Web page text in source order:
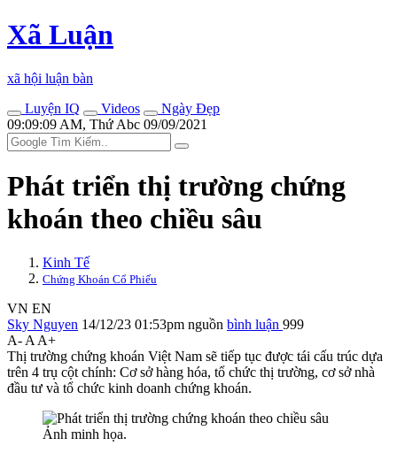
Xã Luận
xã hội luận bàn
Luyện IQ
Videos
Ngày Đẹp
09:09:09 AM, Thứ Abc 09/09/2021
Phát triển thị trường chứng
khoán theo chiều sâu
Kinh Tế
Chứng Khoán Cổ Phiếu
VN EN
Sky Nguyen 14/12/23 01:53pm nguồn bình luận 999
A- A A+
Thị trường chứng khoán Việt Nam sẽ tiếp tục được tái cấu trúc dựa
trên 4 trụ cột chính: Cơ sở hàng hóa, tổ chức thị trường, cơ sở nhà
đầu tư và tổ chức kinh doanh chứng khoán.
Ảnh minh họa.